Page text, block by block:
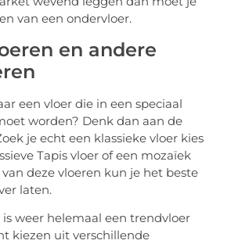
van een ondervloer.
en andere
een vloer die in een speciaal
worden? Denk dan aan de
je echt een klassieke vloer kies
Tapis vloer of een mozaïek
deze vloeren kun je het beste
laten.
is weer helemaal een trendvloer
kiezen uit verschillende